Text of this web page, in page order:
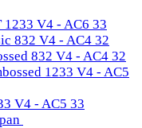
V4 - AC6 33
832 V4 - AC4 32
832 V4 - AC4 32
1233 V4 - AC5
V4 - AC5 33